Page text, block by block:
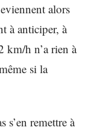
alors
à anticiper, à
km/h n’a rien à
si la
s’en remettre à